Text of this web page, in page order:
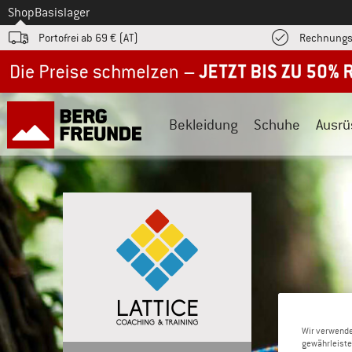
Zum
ShopBasislager
Portofrei ab 69 € (AT)
Bekleidung Schuhe
Wir